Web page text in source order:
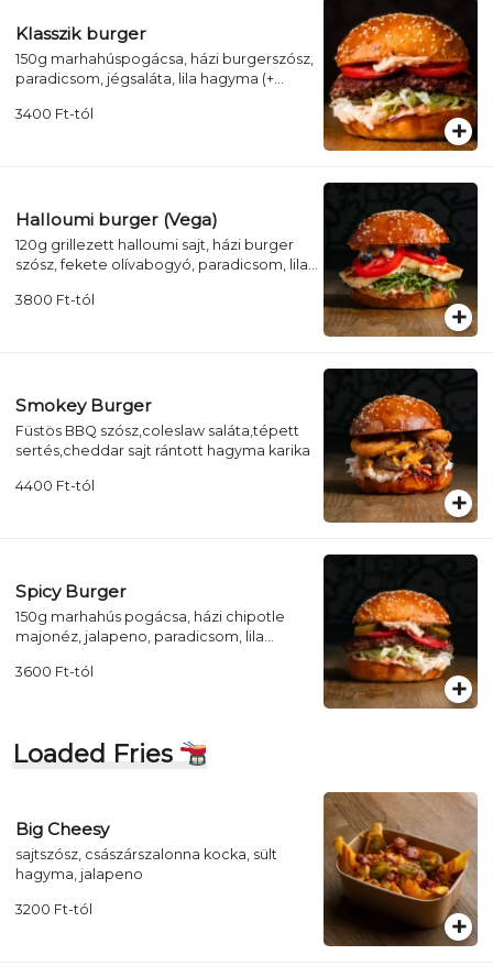
Klasszik burger
150g marhahúspogácsa, házi burgerszósz,
paradicsom, jégsaláta, lila hagyma (+
3400 Ft-tól
Halloumi burger (Vega)
120g grillezett halloumi sajt, házi burger
szósz, fekete olívabogyó, paradicsom, lila
köret + üdítő)
3800 Ft-tól
Smokey Burger
Füstös BBQ szósz,coleslaw saláta,tépett
sertés,cheddar sajt rántott hagyma karika
4400 Ft-tól
Spicy Burger
150g marhahús pogácsa, házi chipotle
majonéz, jalapeno, paradicsom, lila
üdítő)
3600 Ft-tól
Loaded Fries
Big Cheesy
sajtszósz, császárszalonna kocka, sült
hagyma, jalapeno
3200 Ft-tól